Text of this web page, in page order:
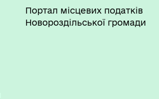
Портал місцевих податків
Новороздільської громади